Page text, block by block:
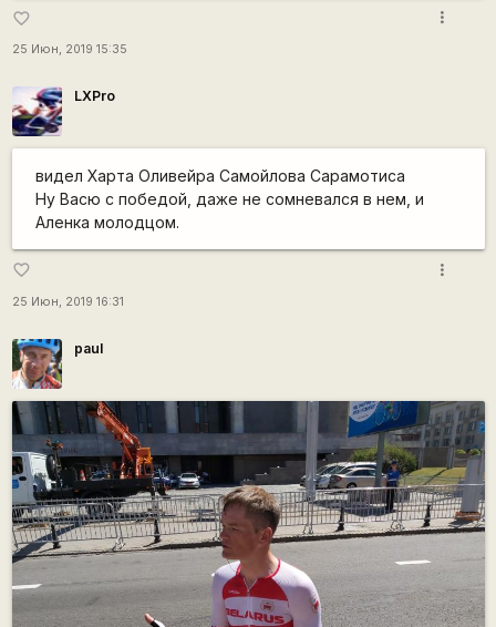
favorite_border
25 Июн, 2019 15:35
more_vert
LXPro
видел Харта Оливейра Самойлова Сарамотиса
Ну Васю с победой, даже не сомневался в нем, и
Аленка молодцом.
favorite_border
25 Июн, 2019 16:31
more_vert
paul